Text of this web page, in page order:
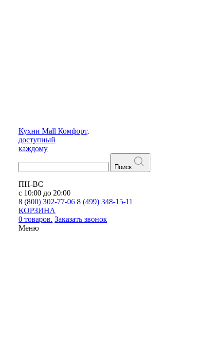
Кухни Mall Комфорт,
доступный
каждому
Поиск
ПН-ВС
с 10:00 до 20:00
8 (800) 302-77-06 8 (499) 348-15-11
КОРЗИНА
0 товаров. Заказать звонок
Меню